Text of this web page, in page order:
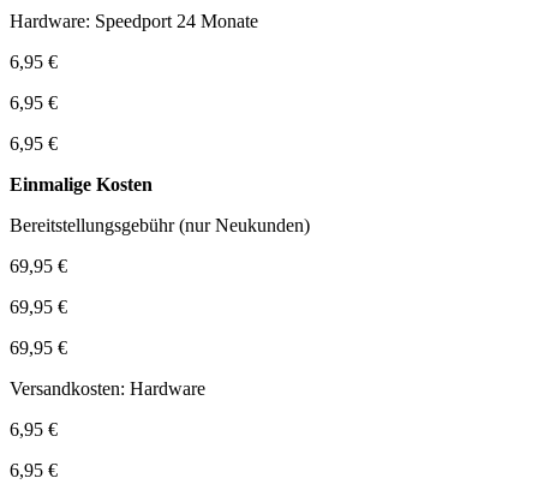
Hardware: Speedport 24 Monate
6,95 €
6,95 €
6,95 €
Einmalige Kosten
Bereitstellungsgebühr (nur Neukunden)
69,95 €
69,95 €
69,95 €
Versandkosten: Hardware
6,95 €
6,95 €